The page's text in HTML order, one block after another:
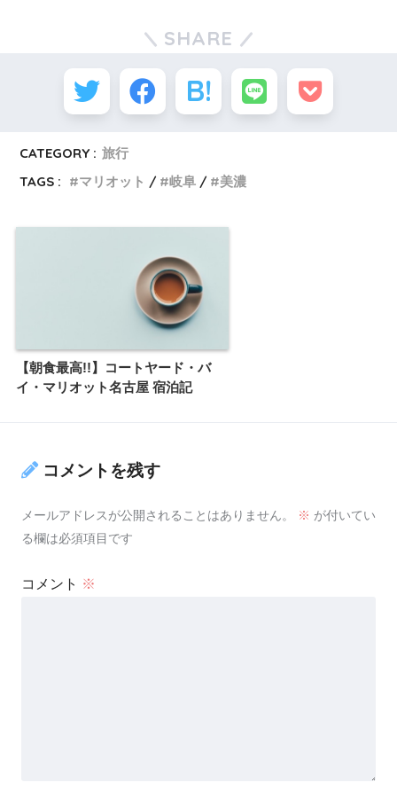
SHARE
CATEGORY : 旅行
TAGS :
マリオット 岐阜 美濃
【朝食最高!!】コートヤード・バ
イ・マリオット名古屋 宿泊記
コメントを残す
メールアドレスが公開されることはありません。 ※ が付いてい
る欄は必須項目です
コメント ※